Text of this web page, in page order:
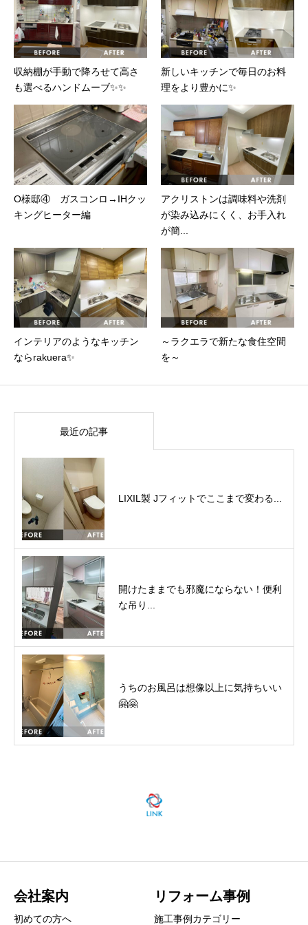
収納棚が手動で降ろせて高さ
も選べるハンドムーブ✨✨
新しいキッチンで毎日のお料
理をより豊かに✨
O様邸④ ガスコンロ→IHクッ
キングヒーター編
アクリストンは調味料や洗剤
が染み込みにくく、お手入れ
が簡...
インテリアのようなキッチン
ならrakuera✨
～ラクエラで新たな食住空間
を～
最近の記事
LIXIL製 Jフィットでここまで変わる...
開けたままでも邪魔にならない！便利
な吊り...
うちのお風呂は想像以上に気持ちいい
🤗🤗
会社案内
初めての方へ
リフォーム事例
施工事例カテゴリー